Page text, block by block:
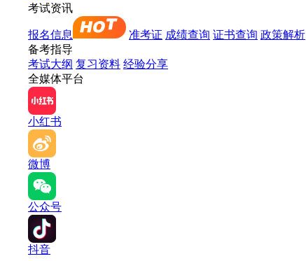
考试资讯
报名信息 准考证 成绩查询 证书查询 政策解析
备考指导
考试大纲 复习资料 经验分享
全媒体平台
小红书
微博
公众号
抖音